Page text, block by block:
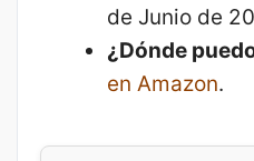
de Junio de
¿Dónde
en Amazon.